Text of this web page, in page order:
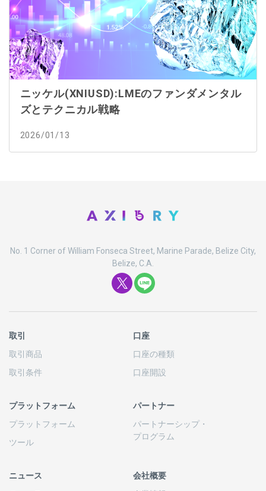
ニッケル(XNIUSD):LMEのファンダメンタル
ズとテクニカル戦略
2026/01/13
No. 1 Corner of William Fonseca Street, Marine Parade, Belize City,
Belize, C.A.
取引
取引商品
取引条件
口座
口座の種類
口座開設
プラットフォーム
プラットフォーム
ツール
パートナー
パートナーシップ・
プログラム
ニュース
会社概要